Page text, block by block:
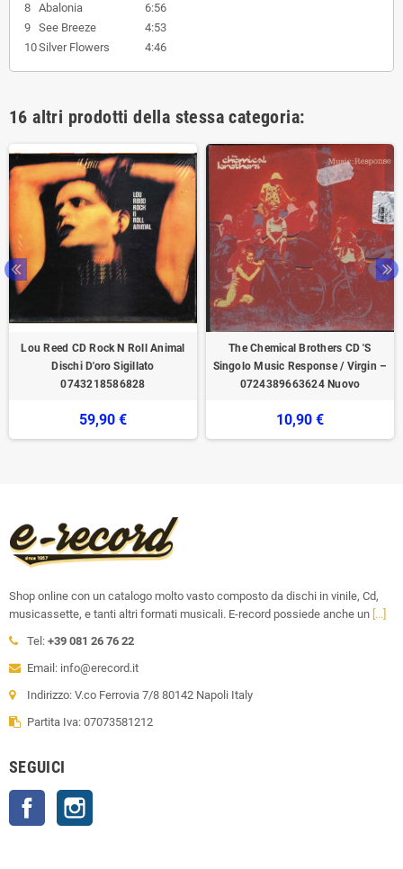
8 Abalonia
6:56
9 See Breeze
4:53
10Silver Flowers 4:46
16 altri prodotti della stessa categoria:
Lou Reed CD Rock N Roll Animal
Dischi D'oro Sigillato
0743218586828
59,90 €
The Chemical Brothers CD 'S
Singolo Music Response / Virgin –
0724389663624 Nuovo
10,90 €
Shop online con un catalogo molto vasto composto da dischi in vinile, Cd,
musicassette, e tanti altri formati musicali. E-record possiede anche un [...]
Tel: +39 081 26 76 22
Email: info@erecord.it
Indirizzo: V.co Ferrovia 7/8 80142 Napoli Italy
Partita Iva: 07073581212
SEGUICI
Facebook